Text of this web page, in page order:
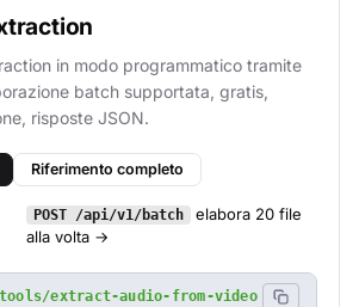
in modo programmatico tramite
batch supportata, gratis,
risposte JSON.
Riferimento completo
POST /api/v1/batch elabora 20 file
alla volta →
tools/extract-audio-from-video